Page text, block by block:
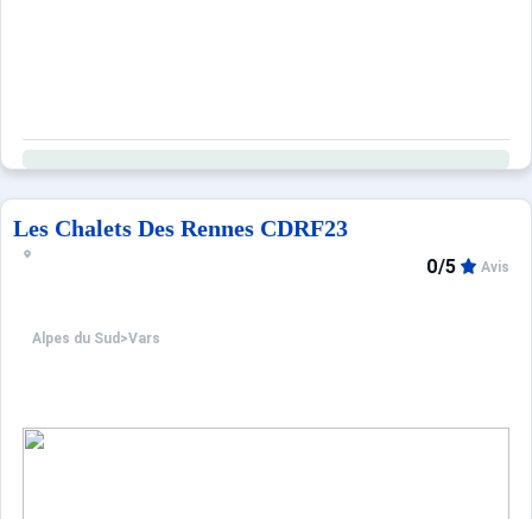
Les Chalets Des Rennes CDRF23
Alpes du Sud >Vars
0/5 Avis